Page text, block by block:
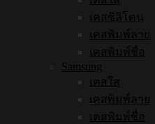
เคสซิลิโคน
เคสพิมพ์ลาย
เคสพิมพ์ชื่อ
Samsung
เคสใส
เคสพิมพ์ลาย
เคสพิมพ์ชื่อ